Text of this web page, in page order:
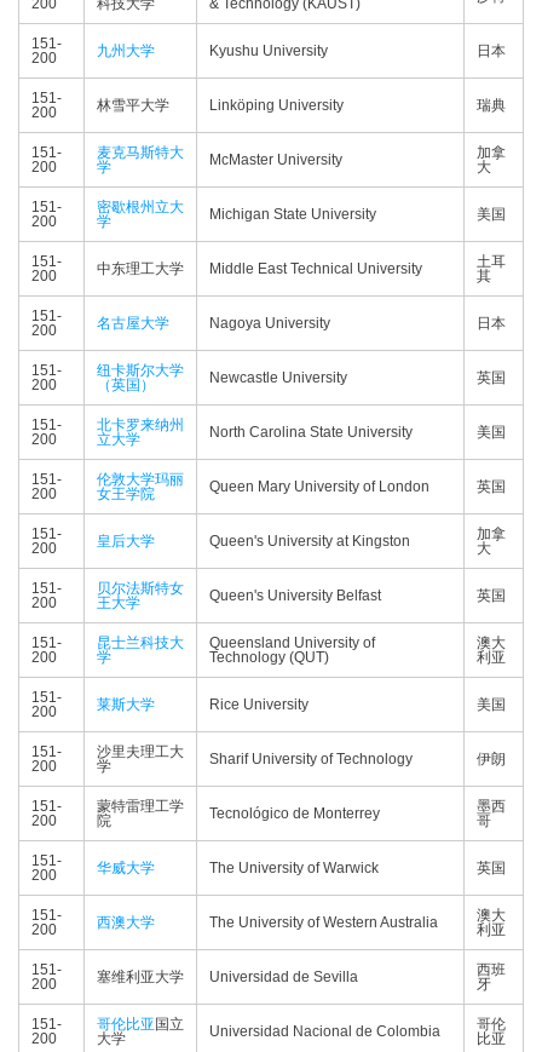
200 科技大学 & Technology (KAUST)
151-
200
九州大学 Kyushu University 日本
151-
200
林雪平大学 Linköping University 瑞典
151-
200
麦克马斯特大
学
McMaster University
加拿
大
151-
200
密歇根州立大
学
Michigan State University 美国
151-
200
中东理工大学 Middle East Technical University
土耳
其
151-
200
名古屋大学 Nagoya University 日本
151-
200
纽卡斯尔大学
（英国）
Newcastle University 英国
151-
200
北卡罗来纳州
立大学
North Carolina State University 美国
151-
200
伦敦大学玛丽
女王学院
Queen Mary University of London 英国
151-
200
皇后大学 Queen's University at Kingston
加拿
大
151-
200
贝尔法斯特女
王大学
Queen's University Belfast 英国
151-
200
昆士兰科技大
学
Queensland University of
Technology (QUT)
澳大
利亚
151-
200
莱斯大学 Rice University 美国
151-
200
沙里夫理工大
学
Sharif University of Technology 伊朗
151-
200
蒙特雷理工学
院
Tecnológico de Monterrey
墨西
哥
151-
200
华威大学 The University of Warwick 英国
151-
200
西澳大学 The University of Western Australia
澳大
利亚
151-
200
塞维利亚大学 Universidad de Sevilla
西班
牙
151-
200
哥伦比亚 国立
大学
Universidad Nacional de Colombia
哥伦
比亚